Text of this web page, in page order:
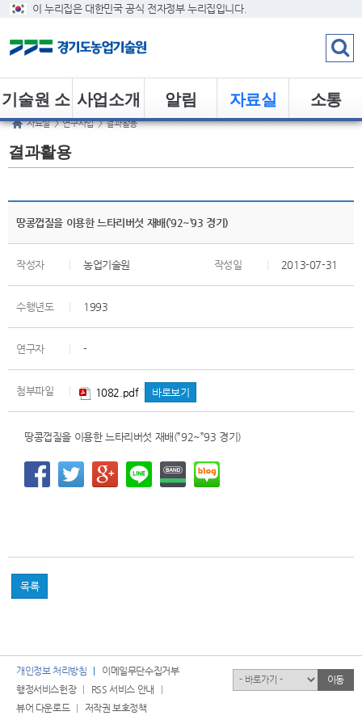
이 누리집은 대한민국 공식 전자정부 누리집입니다.
소통
자료실
알림
사업소개
기술원 소
개
자료실 > 연구사업 > 결과활용
결과활용
땅콩껍질을 이용한 느타리버섯 재배(’92~’93 경기)
작성자 농업기술원 작성일 2013-07-31
수행년도 1993
연구자 -
첨부파일 1082.pdf 바로보기
땅콩껍질을 이용한 느타리버섯 재배(”92~”93 경기)
목록
개인정보 처리방침
이메일무단수집거부
행정서비스헌장
RSS 서비스 안내
뷰어 다운로드
저작권 보호정책
유관기관 이동